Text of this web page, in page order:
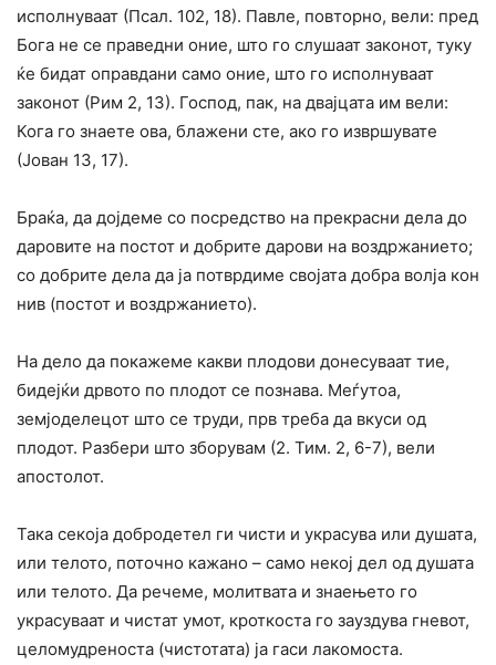
исполнуваат (Псал. 102, 18). Павле, повторно, вели: пред
Бога не се праведни оние, што го слушаат законот, туку
ќе бидат оправдани само оние, што го исполнуваат
законот (Рим 2, 13). Господ, пак, на двајцата им вели:
Кога го знаете ова, блажени сте, ако го извршувате
(Јован 13, 17).
Браќа, да дојдеме со посредство на прекрасни дела до
даровите на постот и добрите дарови на воздржанието;
со добрите дела да ја потврдиме својата добра волја кон
нив (постот и воздржанието).
На дело да покажеме какви плодови донесуваат тие,
бидејќи дрвото по плодот се познава. Меѓутоа,
земјоделецот што се труди, прв треба да вкуси од
плодот. Разбери што зборувам (2. Тим. 2, 6-7), вели
апостолот.
Така секоја добродетел ги чисти и украсува или душата,
или телото, поточно кажано – само некој дел од душата
или телото. Да речеме, молитвата и знаењето го
украсуваат и чистат умот, кроткоста го зауздува гневот,
целомудреноста (чистотата) ја гаси лакомоста.